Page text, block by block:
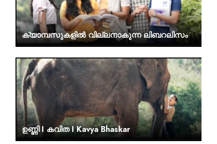
ക്യാമ്പസുകളിൽ വില്ലനാകുന്ന ലിബറലിസം
ഉണ്ണി I കവിത I Kavya Bhaskar